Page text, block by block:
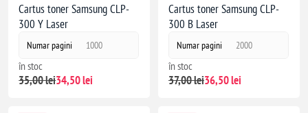
Cartus toner Samsung CLP-
300 Y Laser
Numar pagini 1000
în stoc
35,00 lei34,50 lei
Cartus toner Samsung CLP-
300 B Laser
Numar pagini 2000
în stoc
37,00 lei36,50 lei